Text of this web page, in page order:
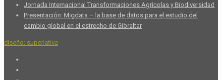
Jornada Internacional Transformaciones Agrícolas y Biodiversidad
Presentación: Migdata – la base de datos para el estudio del
cambio global en el estrecho de Gibraltar
diseño: superlativa